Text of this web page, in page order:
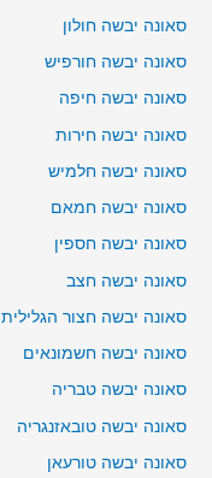
סאונה יבשה חולון
סאונה יבשה חורפיש
סאונה יבשה חיפה
סאונה יבשה חירות
סאונה יבשה חלמיש
סאונה יבשה חמאם
סאונה יבשה חספין
סאונה יבשה חצב
סאונה יבשה חצור הגלילית
סאונה יבשה חשמונאים
סאונה יבשה טבריה
סאונה יבשה טובאזנגריה
סאונה יבשה טורעאן